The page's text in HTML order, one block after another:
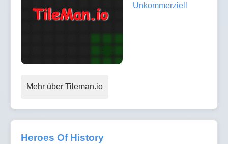
Unkommerziell
Mehr über Tileman.io
Heroes Of History